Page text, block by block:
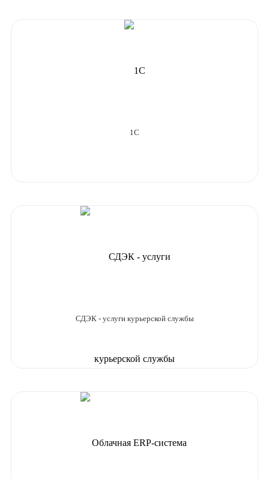
1С
СДЭК - услуги курьерской службы